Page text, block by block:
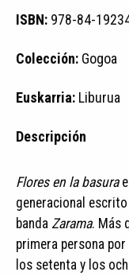
ISBN: 978-84-
Colección: Gogoa
Euskarria: Liburua
Descripción
Flores en la basura
generacional
banda Zarama. Más
primera persona
los setenta y los